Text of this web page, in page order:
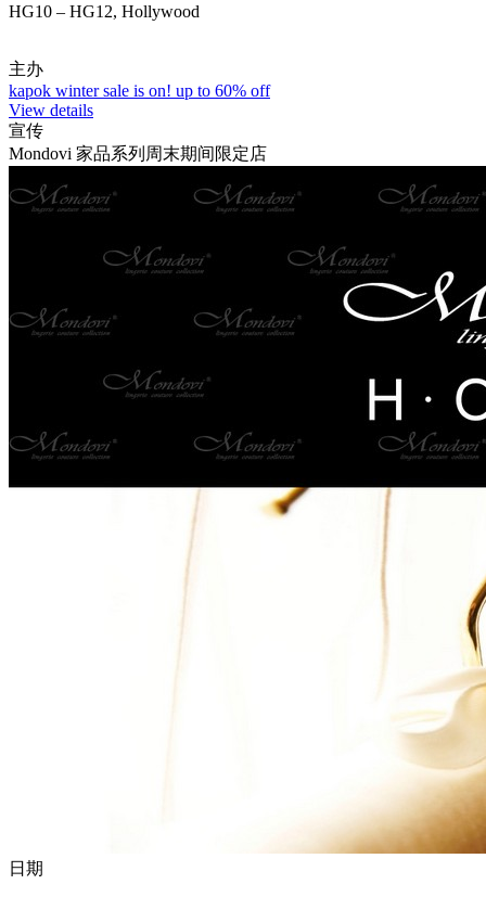
HG10 – HG12, Hollywood
主办
kapok winter sale is on! up to 60% off
View details
宣传
Mondovi 家品系列周末期间限定店
日期